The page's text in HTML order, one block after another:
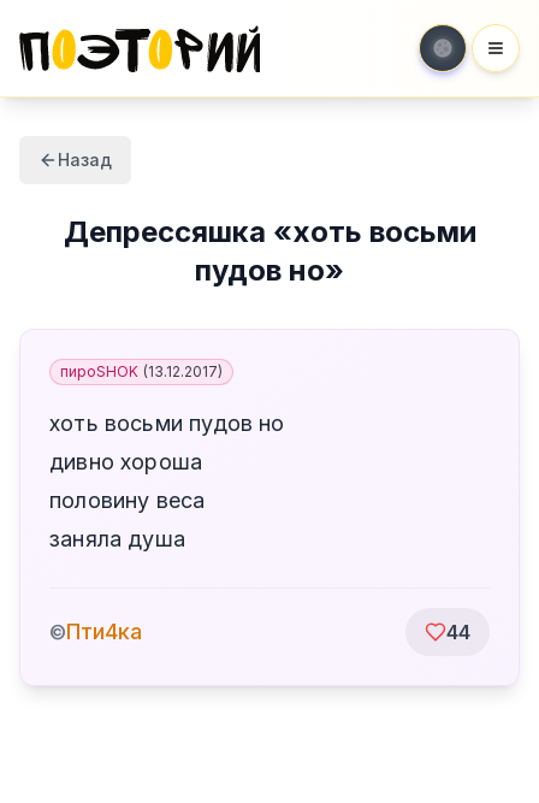
Назад
Депрессяшка «хоть восьми
пудов но»
пироSHOK (13.12.2017)
хоть восьми пудов но
дивно хороша
половину веса
заняла душа
©Пти4ка 44